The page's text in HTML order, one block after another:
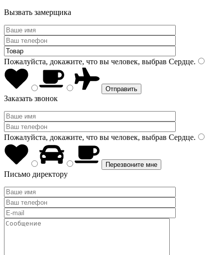
Вызвать замерщика
Пожалуйста, докажите, что вы человек, выбрав Сердце.
Заказать звонок
Пожалуйста, докажите, что вы человек, выбрав Сердце.
Письмо директору